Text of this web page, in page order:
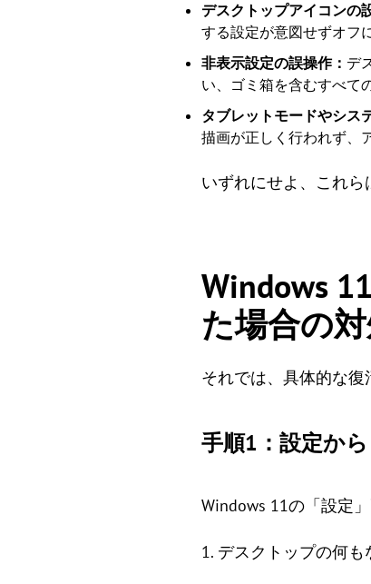
デスクトップアイコンの
する設定が意図せずオフ
非表示設定の誤操作： デ
い、ゴミ箱を含むすべて
タブレットモードやシス
描画が正しく行われず、
いずれにせよ、これら
Windows
た場合の
それでは、具体的な復
手順1：設定か
Windows 11の「設定
1. デスクトップの何